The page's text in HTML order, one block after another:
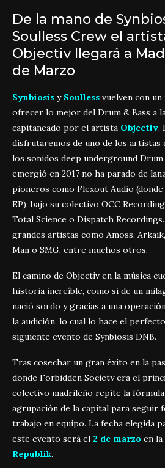
De la mano de
Soulless Crew el
Objectiv llegará a
de Marzo
Synbiosis y Soulless vuelven con
ofrecer lo mejor del Drum & Bass a
capitaneado por el artista Objectiv.
disfrutaremos de uno de los artistas
los sonidos deep underground
emergió en 2017 no ha parado de
pioneros como Flexout Audio
EP), bajo su colectivo OCC
Total Science o Dispatch
grandes artistas como Amoss,
Man o SMG, entre muchos otros.
El camino de Objectiv en la música
historia increíble, como si de un
nació sordo y gracias a una
la audición, lo cual lo hace el
siguiente evento de Synbiosis DNB.
Tras cosechar un gran éxito en la
donde Forbidden Society era el
colectivo madrileño repite la
agrupación de la capital para seguir
trabajo en equipo. La fecha elegida
este evento será el 2 de marzo en
Republik.